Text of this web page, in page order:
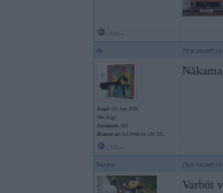
sh 28. Feb 2007,
Kopš: 09. Sep 2006
No: Rīga
Ziņojumi: 560
Braucu ar: AA-8*88 un e36 325
Vortex 28. Feb 2007,
Varbūt